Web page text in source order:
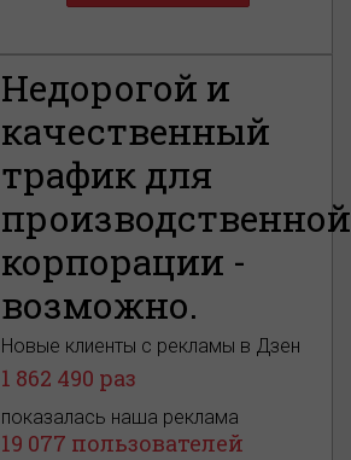
Недорогой и
качественный
трафик для
производственной
корпорации -
возможно.
Новые клиенты с рекламы в Дзен
1 862 490 раз
показалась наша реклама
19 077 пользователей